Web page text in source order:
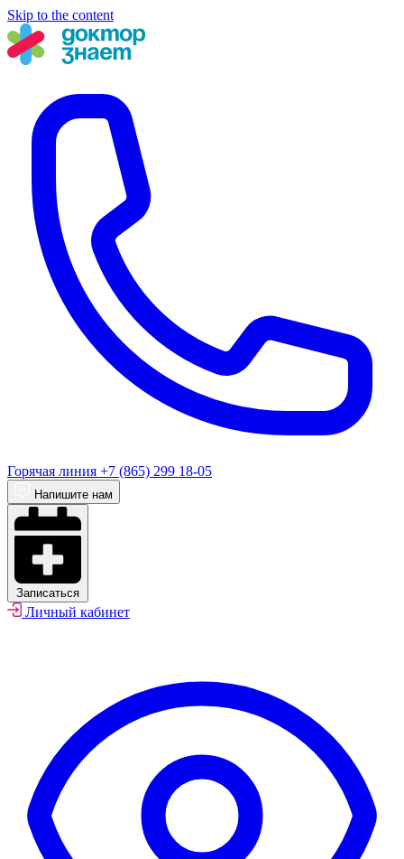
Skip to the content
Горячая линия +7 (865) 299 18-05
Напишите нам
Записаться
Личный кабинет